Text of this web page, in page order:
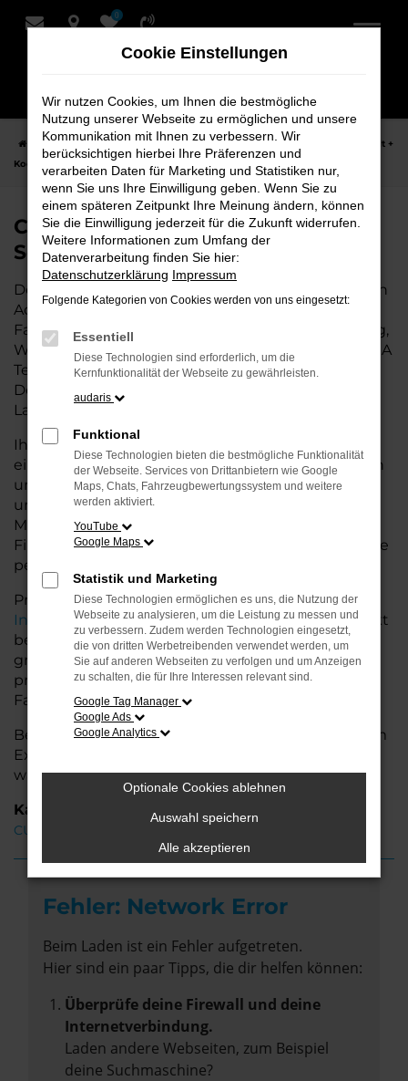
Zum
0
Startseite Achim CUPRA
CUPRA Terramar Fahrzeuge bei Schmidt +
Koch für Achim
CUPRA Terramar Fahrzeuge bei
Schmidt + Koch für Achim
Der CUPRA Terramar ist die perfekte Wahl für alle in
Achim, die ein zuverlässiges und modernes
Fahrzeug suchen. Ob für den täglichen Arbeitsweg,
Wochenendausflüge oder lange Reisen, der CUPRA
Terramar bietet Komfort, Effizienz und modernes
Design, das sowohl in der Stadt als auch auf dem
Land glänzt.
Ihr CUPRA Autohaus in Achim bietet Ihnen neben
einer breiten Auswahl an CUPRA Fahrzeugen auch
umfassende Beratung und Service. Wir
unterstützen Sie bei der Auswahl des passenden
Modells und bieten maßgeschneiderte
Finanzierungslösungen sowie Leasingoptionen, die
perfekt zu Ihrem Budget und Bedarf passen.
Profitieren Sie von zusätzlichen Services wie
Inzahlungnahme,Wartung und Reparaturendirekt
bei Ihrem CUPRA Autohaus in Achim. Mit unserer
großen Auswahl an Fahrzeugen und der
professionellen Beratung finden Sie bei uns das
Fahrzeug, das Ihre Ansprüche erfüllt.
Besuchen Sie uns und lassen Sie sich von unserem
Expertenteam beraten – der CUPRA Terramar
wartet auf Sie!
Kategorie
CUPRA Terramar Achim
Fehler: Network Error
Beim Laden ist ein Fehler aufgetreten.
Hier sind ein paar Tipps, die dir helfen können:
Überprüfe deine Firewall und deine
Internetverbindung.
Laden andere Webseiten, zum Beispiel
deine Suchmaschine?
Cookie Einstellungen
Wir nutzen Cookies, um Ihnen die bestmögliche
Nutzung unserer Webseite zu ermöglichen und unsere
Kommunikation mit Ihnen zu verbessern. Wir
berücksichtigen hierbei Ihre Präferenzen und
verarbeiten Daten für Marketing und Statistiken nur,
wenn Sie uns Ihre Einwilligung geben. Wenn Sie zu
einem späteren Zeitpunkt Ihre Meinung ändern, können
Sie die Einwilligung jederzeit für die Zukunft widerrufen.
Weitere Informationen zum Umfang der
Datenverarbeitung finden Sie hier:
Datenschutzerklärung Impressum
Folgende Kategorien von Cookies werden von uns eingesetzt:
Essentiell
Diese Technologien sind erforderlich, um die
Kernfunktionalität der Webseite zu gewährleisten.
audaris
Funktional
Diese Technologien bieten die bestmögliche Funktionalität
der Webseite. Services von Drittanbietern wie Google
Maps, Chats, Fahrzeugbewertungssystem und weitere
werden aktiviert.
YouTube
Google Maps
Statistik und Marketing
Diese Technologien ermöglichen es uns, die Nutzung der
Webseite zu analysieren, um die Leistung zu messen und
zu verbessern. Zudem werden Technologien eingesetzt,
die von dritten Werbetreibenden verwendet werden, um
Sie auf anderen Webseiten zu verfolgen und um Anzeigen
zu schalten, die für Ihre Interessen relevant sind.
Google Tag Manager
Google Ads
Google Analytics
Optionale Cookies ablehnen
Auswahl speichern
Alle akzeptieren